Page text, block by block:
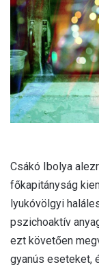
Csákó Ibolya
főkapitányság
lyukóvölgyi
pszichoaktív
ezt követően
gyanús eseteket,